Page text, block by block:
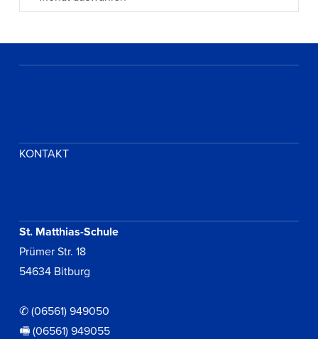
KONTAKT
St. Matthias-Schule
Prümer Str. 18
54634 Bitburg
✆ (06561) 949050
🖷 (06561) 949055